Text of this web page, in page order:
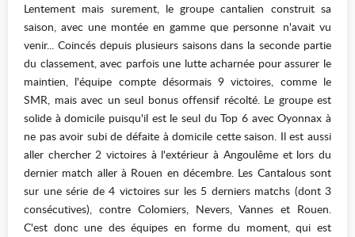
Lentement mais surement, le groupe cantalien construit sa
saison, avec une montée en gamme que personne n'avait vu
venir... Coincés depuis plusieurs saisons dans la seconde partie
du classement, avec parfois une lutte acharnée pour assurer le
maintien, l'équipe compte désormais 9 victoires, comme le
SMR, mais avec un seul bonus offensif récolté. Le groupe est
solide à domicile puisqu'il est le seul du Top 6 avec Oyonnax à
ne pas avoir subi de défaite à domicile cette saison. Il est aussi
aller chercher 2 victoires à l'extérieur à Angoulême et lors du
dernier match aller à Rouen en décembre. Les Cantalous sont
sur une série de 4 victoires sur les 5 derniers matchs (dont 3
consécutives), contre Colomiers, Nevers, Vannes et Rouen.
C'est donc une des équipes en forme du moment, qui est